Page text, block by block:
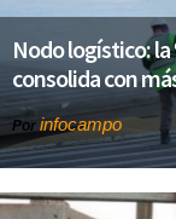
Nodo logístico: la
consolida con
Por infocampo